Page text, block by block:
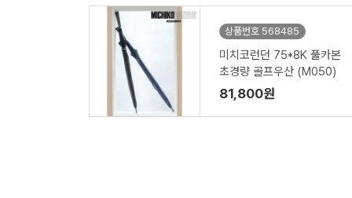
상품번호 568485
미치코런던 75*8K 풀카본
초경량 골프우산 (M050)
81,800원